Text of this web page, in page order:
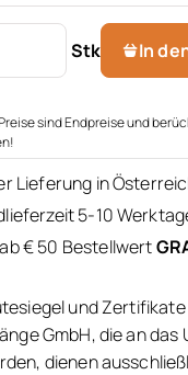
Stk
Raumspray 500 ml
In
sind Endpreise und
Lieferung in
5-10
€ 50 Bestellwert
und
GmbH, die an
dienen